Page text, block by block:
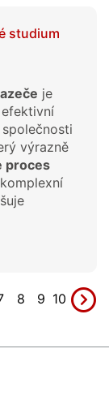
studium
je
výrazně
proces
8 9 10